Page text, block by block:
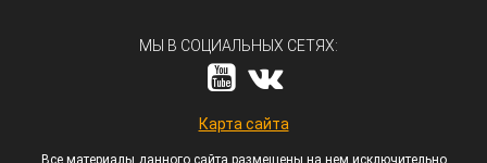
МЫ В СОЦИАЛЬНЫХ СЕТЯХ:
Карта сайта
Все материалы данного сайта размещены на нем исключительно